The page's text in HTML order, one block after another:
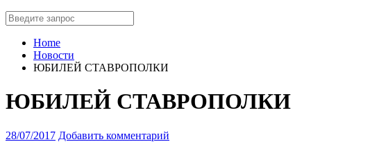
Home
Новости
ЮБИЛЕЙ СТАВРОПОЛКИ
ЮБИЛЕЙ СТАВРОПОЛКИ
28/07/2017 Добавить комментарий